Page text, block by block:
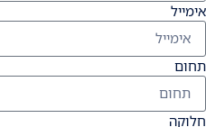
אימייל
תחום
חלוקה